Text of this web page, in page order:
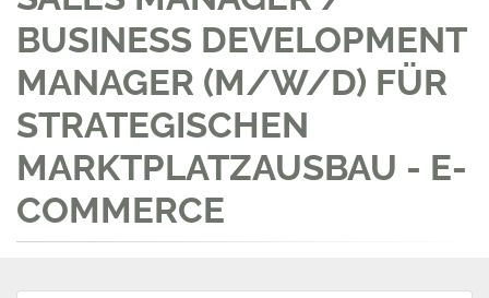
BUSINESS DEVELOPMENT
MANAGER (M/W/D) FÜR
STRATEGISCHEN
MARKTPLATZAUSBAU - E-
COMMERCE